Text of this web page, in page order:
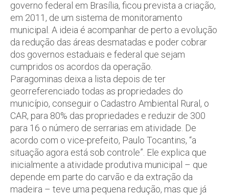
governo federal em Brasília, ficou prevista a criação,
em 2011, de um sistema de monitoramento
municipal. A ideia é acompanhar de perto a evolução
da redução das áreas desmatadas e poder cobrar
dos governos estaduais e federal que sejam
cumpridos os acordos da operação.
Paragominas deixa a lista depois de ter
georreferenciado todas as propriedades do
município, conseguir o Cadastro Ambiental Rural, o
CAR, para 80% das propriedades e reduzir de 300
para 16 o número de serrarias em atividade. De
acordo com o vice-prefeito, Paulo Tocantins, “a
situação agora está sob controle”. Ele explica que
inicialmente a atividade produtiva municipal – que
depende em parte do carvão e da extração da
madeira – teve uma pequena redução, mas que já